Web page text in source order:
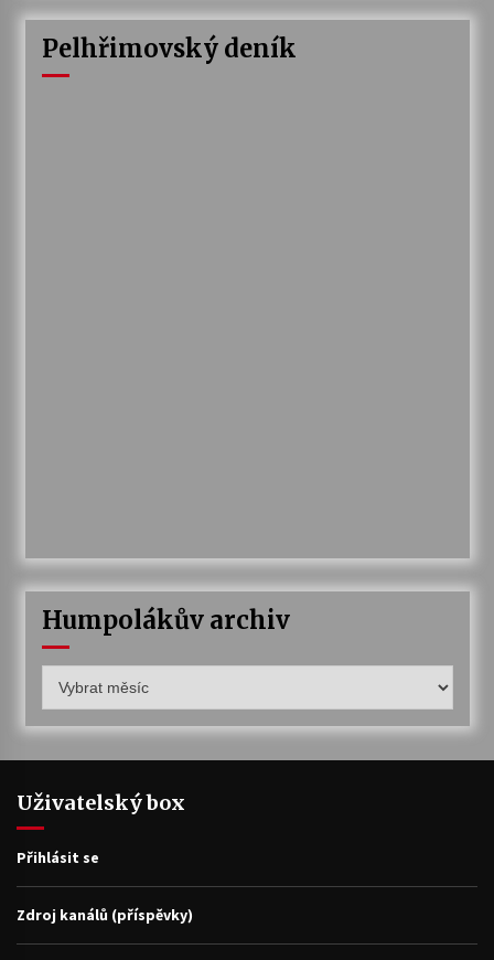
Pelhřimovský deník
Humpolákův archiv
archiv
Uživatelský box
Přihlásit se
Zdroj kanálů (příspěvky)